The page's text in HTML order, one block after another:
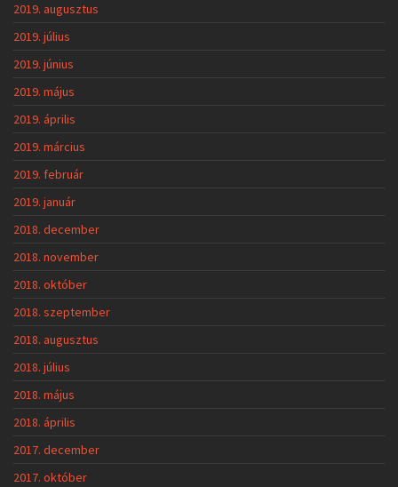
2019. augusztus
2019. július
2019. június
2019. május
2019. április
2019. március
2019. február
2019. január
2018. december
2018. november
2018. október
2018. szeptember
2018. augusztus
2018. július
2018. május
2018. április
2017. december
2017. október